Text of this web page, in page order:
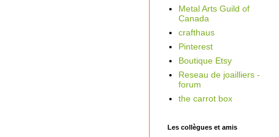
Metal Arts Guild of
Canada
crafthaus
Pinterest
Boutique Etsy
Reseau de joailliers -
forum
the carrot box
Les collègues et amis